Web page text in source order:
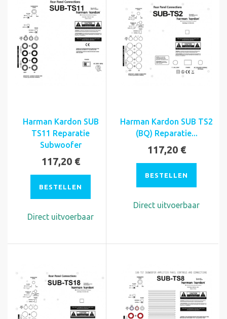
Harman Kardon SUB
TS11 Reparatie
Subwoofer
117,20 €
BESTELLEN
Direct uitvoerbaar
Harman Kardon SUB TS2
(BQ) Reparatie...
117,20 €
BESTELLEN
Direct uitvoerbaar